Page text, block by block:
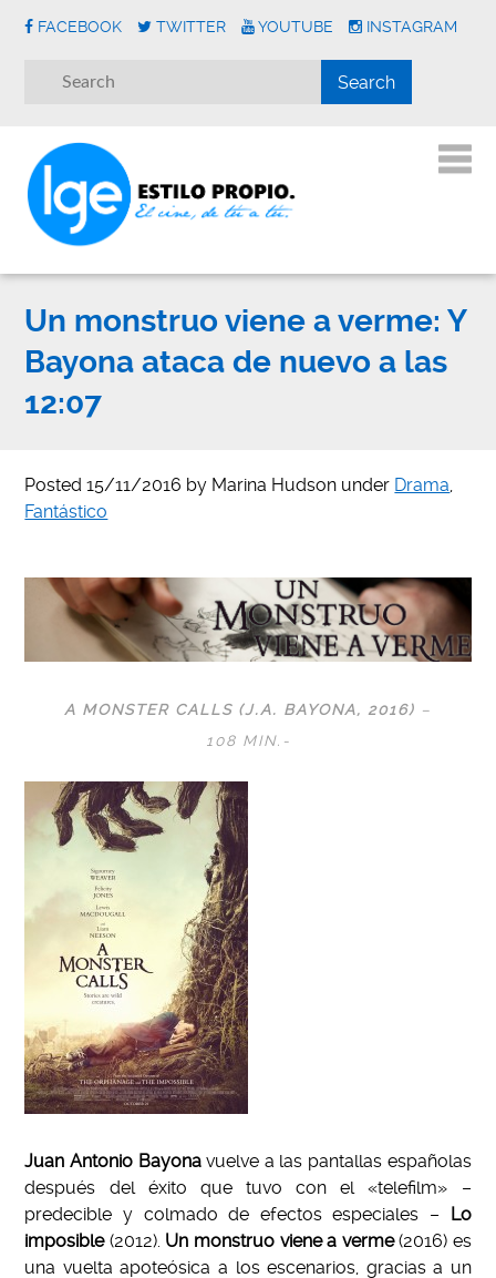
FACEBOOK TWITTER YOUTUBE INSTAGRAM
Un monstruo viene a verme: Y
Bayona ataca de nuevo a las
12:07
Posted15/11/2016 by Marina Hudson under Drama,
Fantástico
A MONSTER CALLS (J.A. BAYONA, 2016) –
108 MIN.-
Juan Antonio Bayonavuelve a las pantallas españolas
después del éxito que tuvo con el «telefilm» –
predecible y colmado de efectos especiales – Lo
imposible(2012). Un monstruo viene a verme(2016) es
una vuelta apoteósica a los escenarios, gracias a un